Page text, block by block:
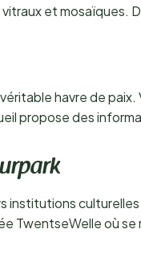
et mosaïques.
havre de
propose des
institutions
TwentseWelle où